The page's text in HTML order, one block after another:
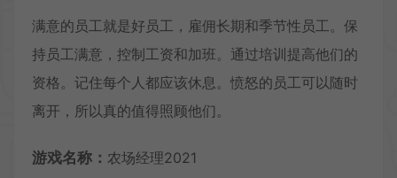
满意的员工就是好员工，雇佣长期和季节性员工。保
持员工满意，控制工资和加班。通过培训提高他们的
资格。记住每个人都应该休息。愤怒的员工可以随时
离开，所以真的值得照顾他们。
游戏名称： 农场经理2021